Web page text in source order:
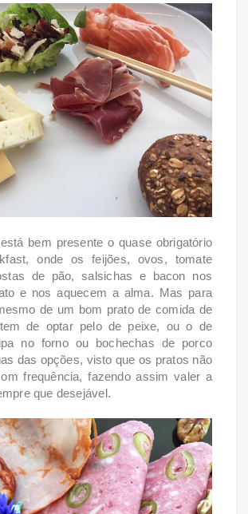
bem presente o quase obrigatório
onde os feijões, ovos, tomate
de pão, salsichas e bacon nos
e nos aquecem a alma. Mas para
de um bom prato de comida de
de optar pelo de peixe, ou o de
no forno ou bochechas de porco
das opções, visto que os pratos não
frequência, fazendo assim valer a
que desejável.